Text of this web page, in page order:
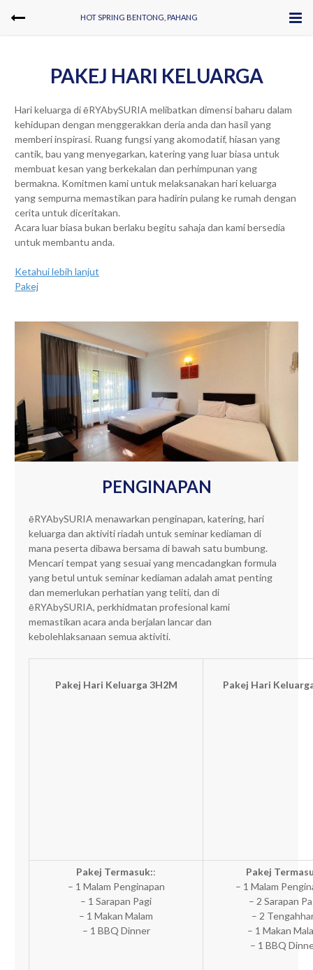
HOT SPRING BENTONG, PAHANG
PAKEJ HARI KELUARGA
Hari keluarga di ēRYAbySURIA melibatkan dimensi baharu dalam
kehidupan dengan menggerakkan deria anda dan hasil yang
memberi inspirasi. Ruang fungsi yang akomodatif, hiasan yang
cantik, bau yang menyegarkan, katering yang luar biasa untuk
membuat kesan yang berkekalan dan perhimpunan yang
bermakna. Komitmen kami untuk melaksanakan hari keluarga
yang sempurna memastikan para hadirin pulang ke rumah dengan
cerita untuk diceritakan.
Acara luar biasa bukan berlaku begitu sahaja dan kami bersedia
untuk membantu anda.
Ketahui lebih lanjut
Pakej
PENGINAPAN
ēRYAbySURIA menawarkan penginapan, katering, hari
keluarga dan aktiviti riadah untuk seminar kediaman di
mana peserta dibawa bersama di bawah satu bumbung.
Mencari tempat yang sesuai yang mencadangkan formula
yang betul untuk seminar kediaman adalah amat penting
dan memerlukan perhatian yang teliti, dan di
ēRYAbySURIA, perkhidmatan profesional kami
memastikan acara anda berjalan lancar dan
kebolehlaksanaan semua aktiviti.
Pakej Hari Keluarga 3H2M Pakej Hari
Pakej Termasuk::
– 1 Malam Penginapan
– 1 Sarapan Pagi
– 1 Makan Malam
– 1 BBQ Dinner
Pakej
– 1 Malam
– 2 Sarapan
– 2
– 1 Makan
– 1 BBQ